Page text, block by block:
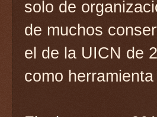
solo de
de muchos
el de la UICN de
como